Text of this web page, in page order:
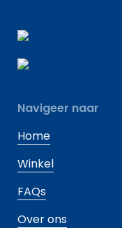
Navigeer naar
Home
Winkel
FAQs
Over ons